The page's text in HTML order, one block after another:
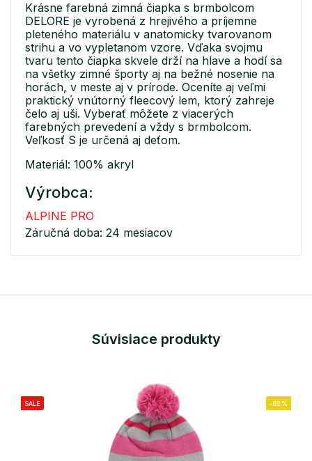
Krásne farebná zimná čiapka s brmbolcom
DELORE je vyrobená z hrejivého a príjemne
pleteného materiálu v anatomicky tvarovanom
strihu a vo vypletanom vzore. Vďaka svojmu
tvaru tento čiapka skvele drží na hlave a hodí sa
na všetky zimné športy aj na bežné nosenie na
horách, v meste aj v prírode. Oceníte aj veľmi
praktický vnútorný fleecový lem, ktorý zahreje
čelo aj uši. Vyberať môžete z viacerých
farebných prevedení a vždy s brmbolcom.
Veľkosť S je určená aj deťom.
Materiál: 100% akryl
Výrobca:
ALPINE PRO
Záručná doba: 24 mesiacov
Súvisiace produkty
SALE -62%